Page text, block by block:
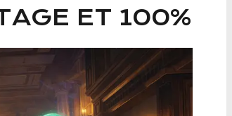
ET 100%